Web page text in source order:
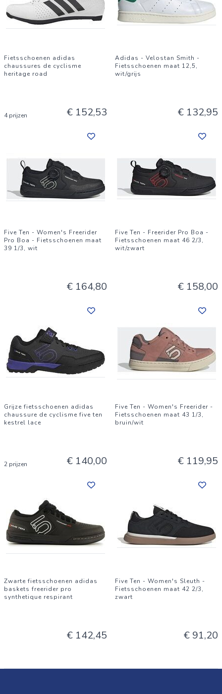
Fietsschoenen adidas
chaussures de cyclisme
heritage road
4 prijzen € 152,53
Adidas - Velostan Smith -
Fietsschoenen maat 12,5,
wit/grijs
€ 132,95
Five Ten - Women's Freerider
Pro Boa - Fietsschoenen maat
39 1/3, wit
€ 164,80
Five Ten - Freerider Pro Boa -
Fietsschoenen maat 46 2/3,
wit/zwart
€ 158,00
Grijze fietsschoenen adidas
chaussure de cyclisme five ten
kestrel lace
2 prijzen € 140,00
Five Ten - Women's Freerider -
Fietsschoenen maat 43 1/3,
bruin/wit
€ 119,95
Zwarte fietsschoenen adidas
baskets freerider pro
synthetique respirant
€ 142,45
Five Ten - Women's Sleuth -
Fietsschoenen maat 42 2/3,
zwart
€ 91,20